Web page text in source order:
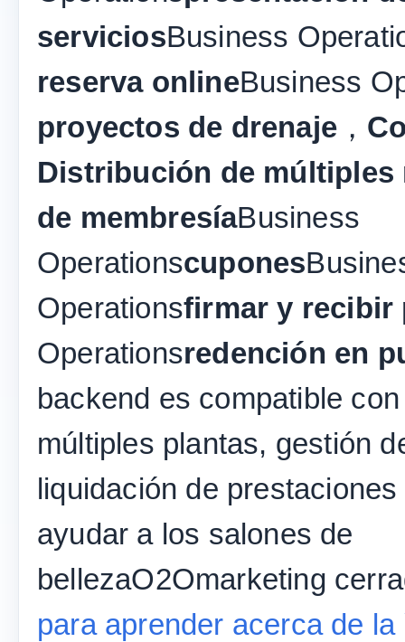
serviciosBusiness
reserva onlineBusiness
proyectos de drenaje ，
Distribución de múltiples
de membresíaBusiness
Operationscupones
Operationsfirmar y recibir
Operationsredención en
backend es compatible
múltiples plantas, gestión
liquidación de
ayudar a los salones de
bellezaO2Omarketing
para aprender acerca de